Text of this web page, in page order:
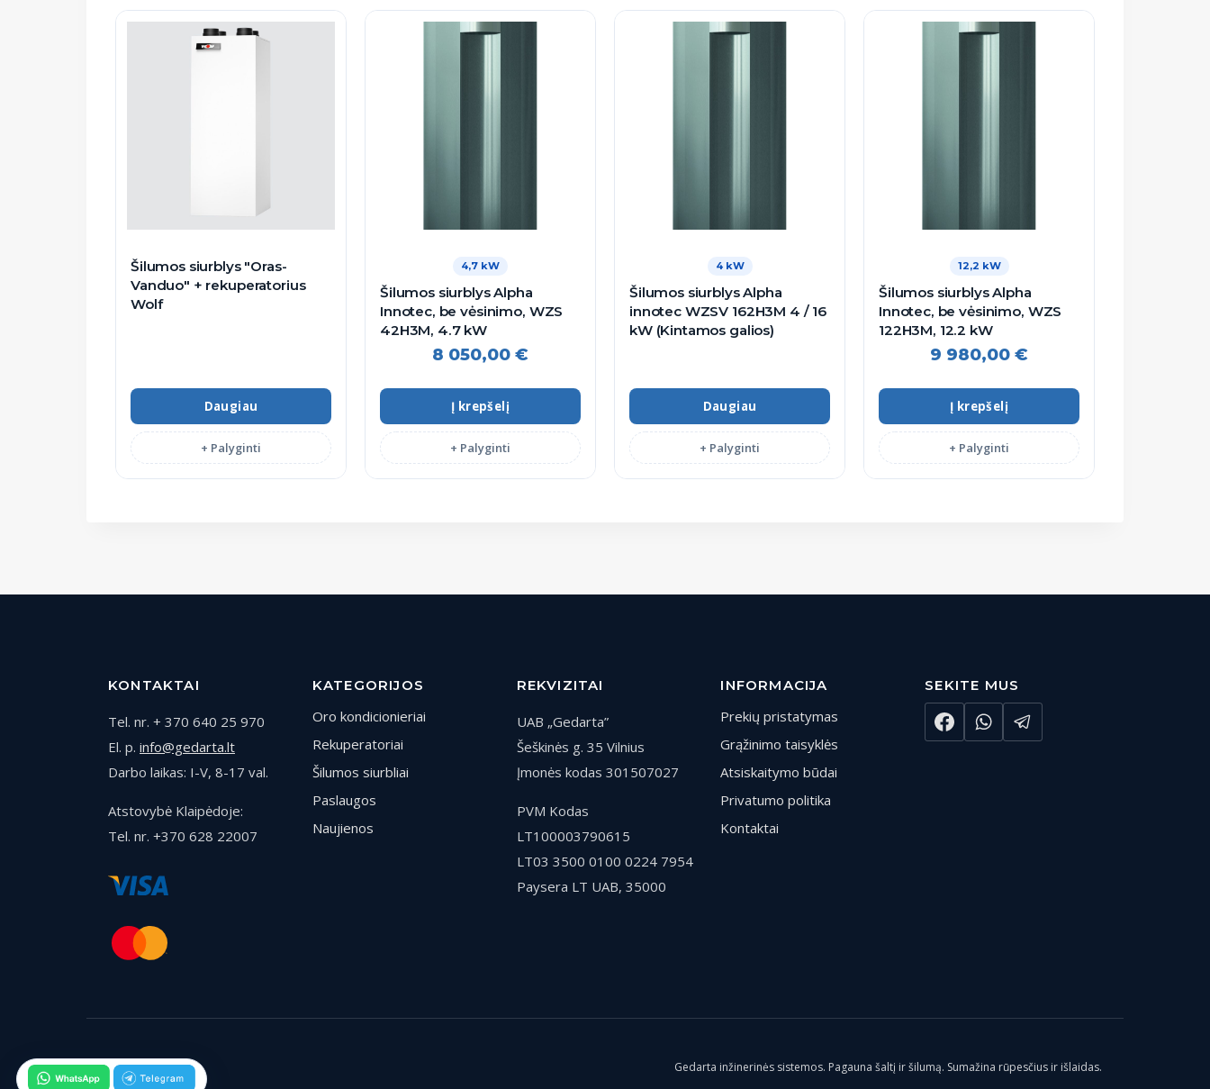
Šilumos siurblys "Oras-
Vanduo" + rekuperatorius
Wolf
Daugiau
+ Palyginti
4,7 kW
Šilumos siurblys Alpha
Innotec, be vėsinimo, WZS
42H3M, 4.7 kW
8 050,00 €
Į krepšelį
+ Palyginti
4 kW
Šilumos siurblys Alpha
innotec WZSV 162H3M 4 / 16
kW (Kintamos galios)
Daugiau
+ Palyginti
12,2 kW
Šilumos siurblys Alpha
Innotec, be vėsinimo, WZS
122H3M, 12.2 kW
9 980,00 €
Į krepšelį
+ Palyginti
KONTAKTAI
Tel. nr. + 370 640 25 970
El. p. info@gedarta.lt
Darbo laikas: I-V, 8-17 val.
Atstovybė Klaipėdoje:
Tel. nr. +370 628 22007
KATEGORIJOS
Oro kondicionieriai
Rekuperatoriai
Šilumos siurbliai
Paslaugos
Naujienos
REKVIZITAI
UAB „Gedarta”
Šeškinės g. 35 Vilnius
Įmonės kodas 301507027
PVM Kodas
LT100003790615
LT03 3500 0100 0224 7954
Paysera LT UAB, 35000
INFORMACIJA
Prekių pristatymas
Grąžinimo taisyklės
Atsiskaitymo būdai
Privatumo politika
Kontaktai
SEKITE MUS
© 2026 Gedarta.lt Gedarta inžinerinės sistemos. Pagauna šaltį ir šilumą. Sumažina rūpesčius ir išlaidas.